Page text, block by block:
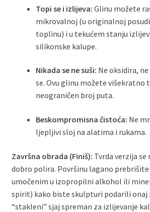
Topi se i izlijeva: Glinu možete
mikrovalnoj (u originalnoj
toplinu) i u tekućem stanju
silikonske kalupe.
Nikada se ne suši: Ne oksidira,
se. Ovu glinu možete
neograničen broj puta.
Beskompromisna čistoća: Ne
ljepljivi sloj na alatima i rukama.
Završna obrada (Finiš): Tvrda verzija
dobro polira. Površinu lagano
umočenim u izopropilni alkohol ili
spirit) kako biste skulpturi podarili
“stakleni” sjaj spreman za izlijevanje